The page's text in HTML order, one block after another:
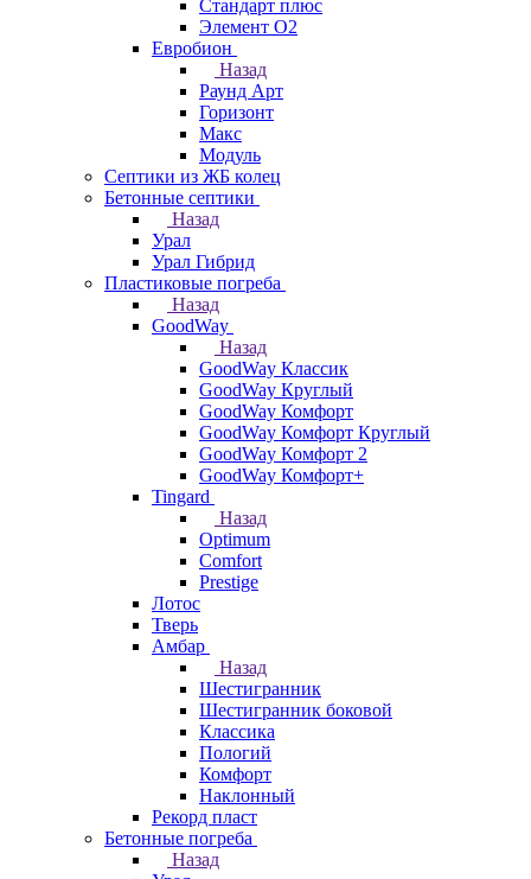
Стандарт плюс
Элемент О2
Евробион
Назад
Раунд Арт
Горизонт
Макс
Модуль
Септики из ЖБ колец
Бетонные септики
Назад
Урал
Урал Гибрид
Пластиковые погреба
Назад
GoodWay
Назад
GoodWay Классик
GoodWay Круглый
GoodWay Комфорт
GoodWay Комфорт Круглый
GoodWay Комфорт 2
GoodWay Комфорт+
Tingard
Назад
Optimum
Comfort
Prestige
Лотос
Тверь
Амбар
Назад
Шестигранник
Шестигранник боковой
Классика
Пологий
Комфорт
Наклонный
Рекорд пласт
Бетонные погреба
Назад